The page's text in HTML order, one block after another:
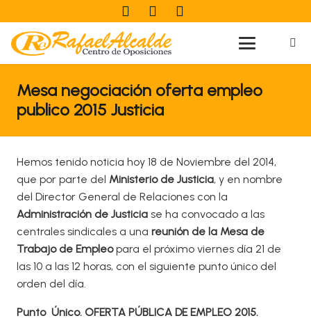
Mesa negociación oferta empleo
publico 2015 Justicia
Hemos tenido noticia hoy 18 de Noviembre del 2014,
que por parte del Ministerio de Justicia, y en nombre
del Director General de Relaciones con la
Administración de Justicia se ha convocado a las
centrales sindicales a una reunión de la Mesa de
Trabajo de Empleopara el próximo viernes día 21 de
las 10 a las 12 horas, con el siguiente punto único del
orden del día.
Punto Único. OFERTA PÚBLICA DE EMPLEO 2015.